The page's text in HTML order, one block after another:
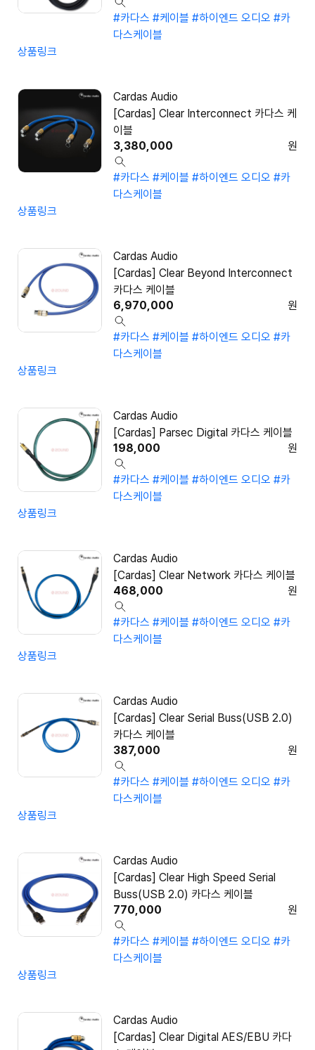
#카다스 #케이블 #하이엔드 오디오 #카
다스케이블
상품링크
Cardas Audio
[Cardas] Clear Interconnect 카다스 케
이블
3,380,000
원
#카다스 #케이블 #하이엔드 오디오 #카
다스케이블
상품링크
Cardas Audio
[Cardas] Clear Beyond Interconnect
카다스 케이블
6,970,000
원
#카다스 #케이블 #하이엔드 오디오 #카
다스케이블
상품링크
Cardas Audio
[Cardas] Parsec Digital 카다스 케이블
198,000
원
#카다스 #케이블 #하이엔드 오디오 #카
다스케이블
상품링크
Cardas Audio
[Cardas] Clear Network 카다스 케이블
468,000
원
#카다스 #케이블 #하이엔드 오디오 #카
다스케이블
상품링크
Cardas Audio
[Cardas] Clear Serial Buss(USB 2.0)
카다스 케이블
387,000
원
#카다스 #케이블 #하이엔드 오디오 #카
다스케이블
상품링크
Cardas Audio
[Cardas] Clear High Speed Serial
Buss(USB 2.0) 카다스 케이블
770,000
원
#카다스 #케이블 #하이엔드 오디오 #카
다스케이블
상품링크
Cardas Audio
[Cardas] Clear Digital AES/EBU 카다